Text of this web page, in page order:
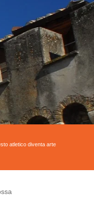
atletico diventa arte